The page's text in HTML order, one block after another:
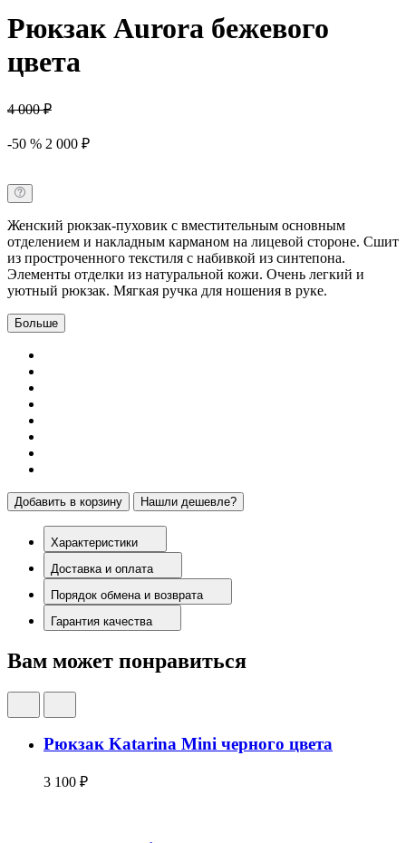
Рюкзак Aurora бежевого
цвета
4 000 ₽
-50 % 2 000 ₽
Женский рюкзак-пуховик с вместительным основным
отделением и накладным карманом на лицевой стороне. Сшит
из простроченного текстиля с набивкой из синтепона.
Элементы отделки из натуральной кожи. Очень легкий и
уютный рюкзак. Мягкая ручка для ношения в руке.
Больше
Добавить в корзину Нашли дешевле?
Характеристики
Доставка и оплата
Порядок обмена и возврата
Гарантия качества
Вам может понравиться
Рюкзак Katarina Mini черного цвета
3 100 ₽